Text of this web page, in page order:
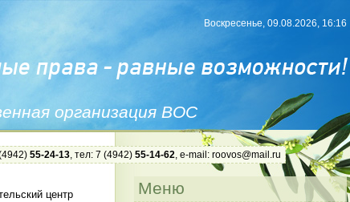
организация ВОС
Воскресенье, 09.08.2026, 16:16
55-24-13, тел: 7 (4942) 55-14-62, e-mail: roovos@mail.ru
центр
Меню